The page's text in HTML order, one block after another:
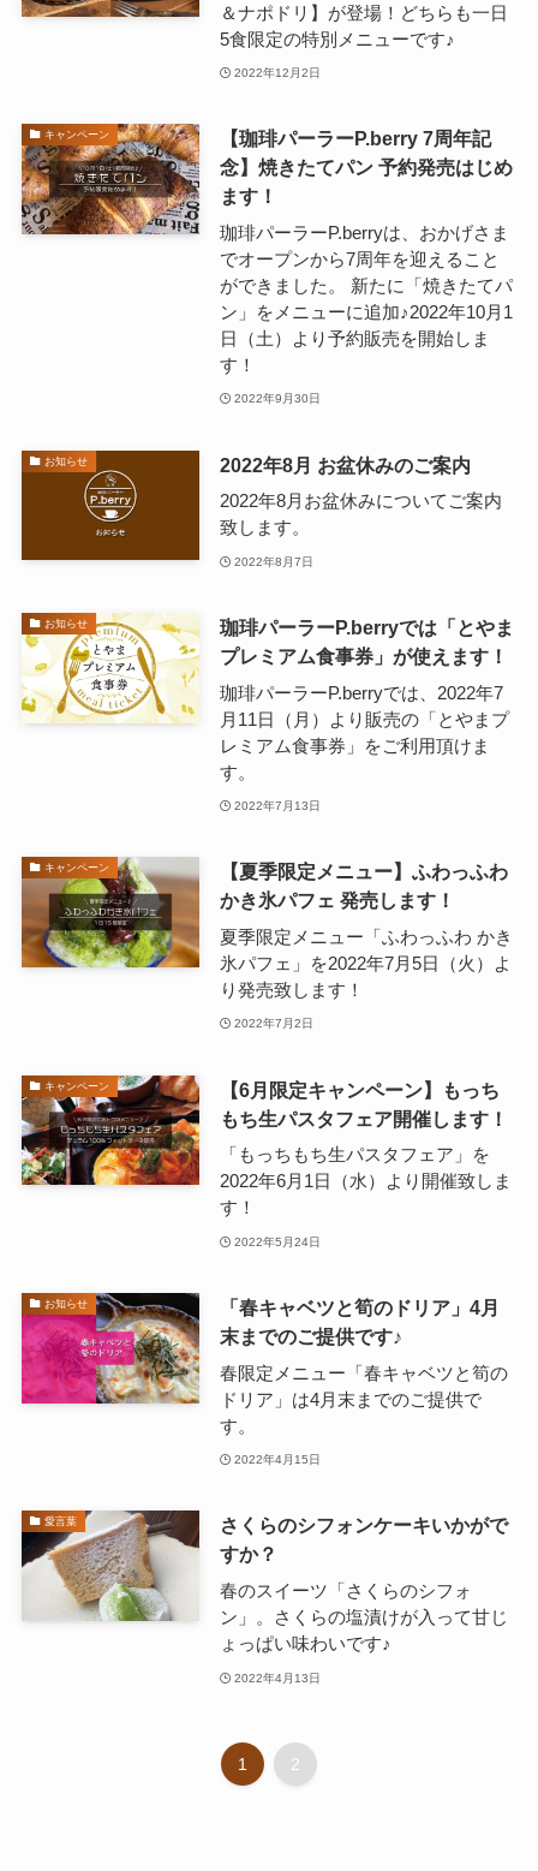
＆ナポドリ】が登場！どちらも一日
5食限定の特別メニューです♪
2022年12月2日
キャンペーン
【珈琲パーラーP.berry 7周年記
念】焼きたてパン 予約発売はじめ
ます！
珈琲パーラーP.berryは、おかげさま
でオープンから7周年を迎えること
ができました。 新たに「焼きたてパ
ン」をメニューに追加♪2022年10月1
日（土）より予約販売を開始しま
す！
2022年9月30日
お知らせ 2022年8月 お盆休みのご案内
2022年8月お盆休みについてご案内
致します。
2022年8月7日
お知らせ
珈琲パーラーP.berryでは「とやま
プレミアム食事券」が使えます！
珈琲パーラーP.berryでは、2022年7
月11日（月）より販売の「とやまプ
レミアム食事券」をご利用頂けま
す。
2022年7月13日
キャンペーン
【夏季限定メニュー】ふわっふわ
かき氷パフェ 発売します！
夏季限定メニュー「ふわっふわ かき
氷パフェ」を2022年7月5日（火）よ
り発売致します！
2022年7月2日
キャンペーン
【6月限定キャンペーン】もっち
もち生パスタフェア開催します！
「もっちもち生パスタフェア」を
2022年6月1日（水）より開催致しま
す！
2022年5月24日
お知らせ
「春キャベツと筍のドリア」4月
末までのご提供です♪
春限定メニュー「春キャベツと筍の
ドリア」は4月末までのご提供で
す。
2022年4月15日
愛言葉
さくらのシフォンケーキいかがで
すか？
春のスイーツ「さくらのシフォ
ン」。さくらの塩漬けが入って甘じ
ょっぱい味わいです♪
2022年4月13日
1 2